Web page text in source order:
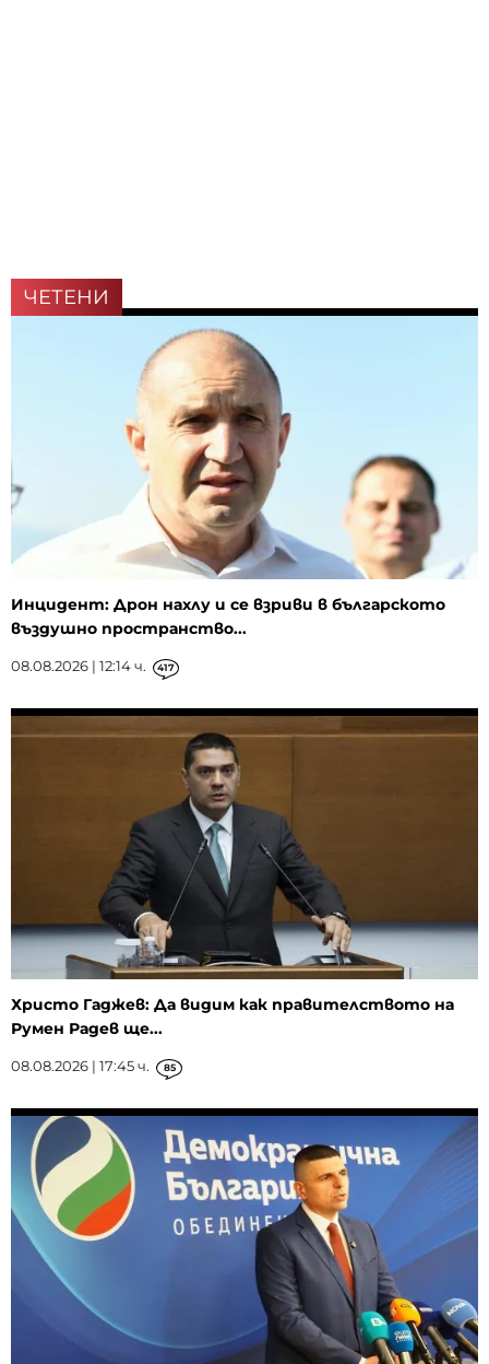
ЧЕТЕНИ
Инцидент: Дрон нахлу и се взриви в българското
въздушно пространство...
08.08.2026 | 12:14 ч. 417
Христо Гаджев: Да видим как правителството на
Румен Радев ще...
08.08.2026 | 17:45 ч. 85